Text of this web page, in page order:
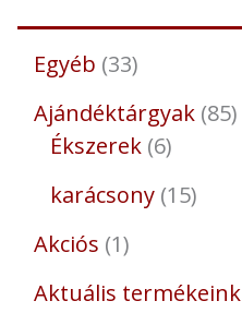
Egyéb 33
Ajándéktárgyak 85
Ékszerek 6
karácsony 15
Akciós 1
Aktuális termékeink